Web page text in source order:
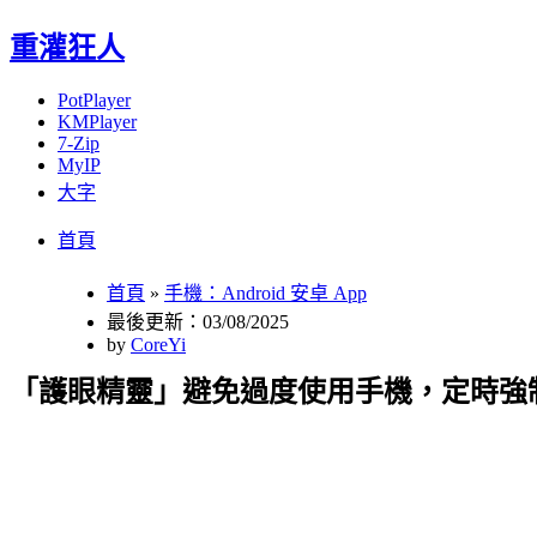
重灌狂人
PotPlayer
KMPlayer
7-Zip
MyIP
大字
首頁
首頁 » 手機：Android 安卓 App
最後更新：03/08/2025
by CoreYi
「護眼精靈」避免過度使用手機，定時強